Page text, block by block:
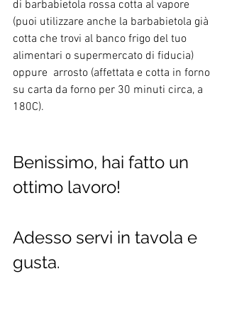
di barbabietola rossa cotta al vapore
(puoi utilizzare anche la barbabietola già
cotta che trovi al banco frigo del tuo
alimentari o supermercato di fiducia)
oppure  arrosto (affettata e cotta in forno
su carta da forno per 30 minuti circa, a
180C).
Benissimo, hai fatto un
ottimo lavoro!
Adesso servi in tavola e
gusta.